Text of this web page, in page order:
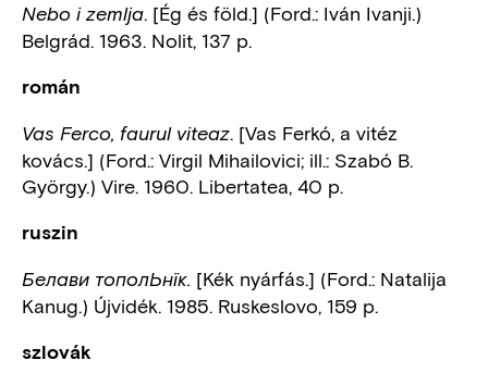
Nebo i zemlja. [Ég és föld.] (Ford.: Iván Ivanji.)
Belgrád. 1963. Nolit, 137 p.
román
Vas Ferco, faurul viteaz. [Vas Ferkó, a vitéz
kovács.] (Ford.: Virgil Mihailovici; ill.: Szabó B.
György.) Vire. 1960. Libertatea, 40 p.
ruszin
Белави тополЬнїк. [Kék nyárfás.] (Ford.: Natalija
Kanug.) Újvidék. 1985. Ruskeslovo, 159 p.
szlovák